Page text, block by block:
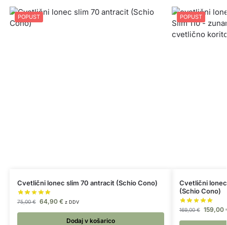
POPUST
Cvetlični lonec slim 70 antracit (Schio Cono)
75,00€ 64,90 € z DDV
Dodaj v košarico
POPUST
Cvetlični
(Schio Cono)
169,00€ 159,00